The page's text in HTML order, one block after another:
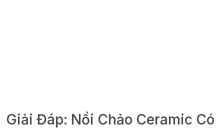
Giải Đáp: Nồi Chảo Ceramic Có